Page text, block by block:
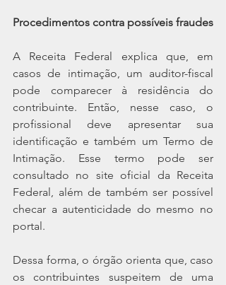
Procedimentos contra possíveis fraudes
A Receita Federal explica que, em
casos de intimação, um auditor-fiscal
pode comparecer à residência do
contribuinte. Então, nesse caso, o
profissional deve apresentar sua
identificação e também um Termo de
Intimação. Esse termo pode ser
consultado no site oficial da Receita
Federal, além de também ser possível
checar a autenticidade do mesmo no
portal.
Dessa forma, o órgão orienta que, caso
os contribuintes suspeitem de uma